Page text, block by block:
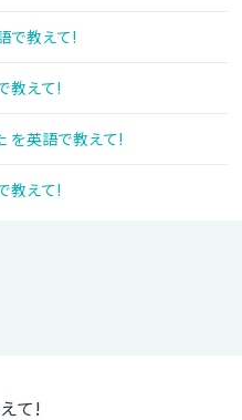
で教えて!
教えて!
を英語で教えて!
教えて!
て!